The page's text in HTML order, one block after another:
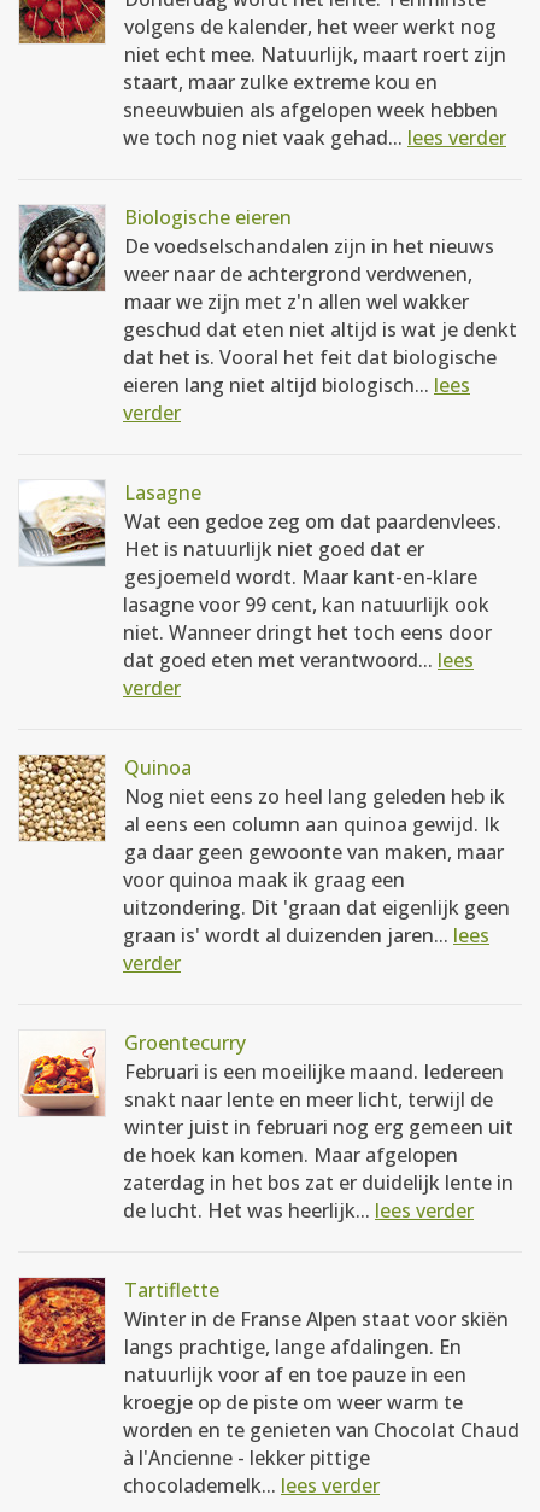
volgens de kalender, het weer werkt nog
niet echt mee. Natuurlijk, maart roert zijn
staart, maar zulke extreme kou en
sneeuwbuien als afgelopen week hebben
we toch nog niet vaak gehad... lees verder
Biologische eieren
De voedselschandalen zijn in het nieuws
weer naar de achtergrond verdwenen,
maar we zijn met z'n allen wel wakker
geschud dat eten niet altijd is wat je denkt
dat het is. Vooral het feit dat biologische
eieren lang niet altijd biologisch... lees
verder
Lasagne
Wat een gedoe zeg om dat paardenvlees.
Het is natuurlijk niet goed dat er
gesjoemeld wordt. Maar kant-en-klare
lasagne voor 99 cent, kan natuurlijk ook
niet. Wanneer dringt het toch eens door
dat goed eten met verantwoord... lees
verder
Quinoa
Nog niet eens zo heel lang geleden heb ik
al eens een column aan quinoa gewijd. Ik
ga daar geen gewoonte van maken, maar
voor quinoa maak ik graag een
uitzondering. Dit 'graan dat eigenlijk geen
graan is' wordt al duizenden jaren... lees
verder
Groentecurry
Februari is een moeilijke maand. Iedereen
snakt naar lente en meer licht, terwijl de
winter juist in februari nog erg gemeen uit
de hoek kan komen. Maar afgelopen
zaterdag in het bos zat er duidelijk lente in
de lucht. Het was heerlijk... lees verder
Tartiflette
Winter in de Franse Alpen staat voor skiën
langs prachtige, lange afdalingen. En
natuurlijk voor af en toe pauze in een
kroegje op de piste om weer warm te
worden en te genieten van Chocolat Chaud
à l'Ancienne - lekker pittige
chocolademelk... lees verder